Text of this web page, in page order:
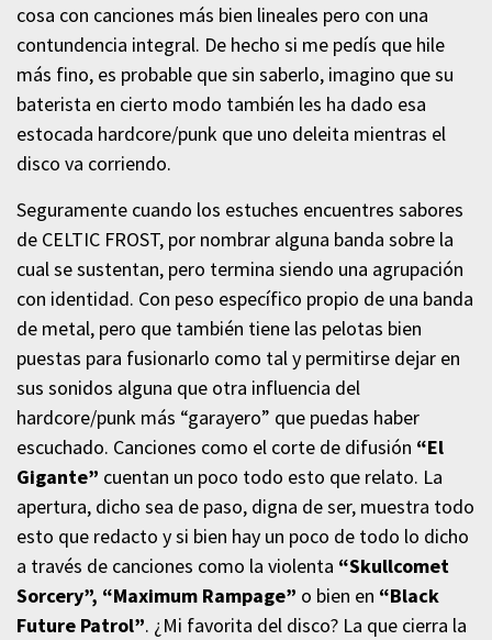
cosa con canciones más bien lineales pero con una
contundencia integral. De hecho si me pedís que hile
más fino, es probable que sin saberlo, imagino que su
baterista en cierto modo también les ha dado esa
estocada hardcore/punk que uno deleita mientras el
disco va corriendo.
Seguramente cuando los estuches encuentres sabores
de CELTIC FROST, por nombrar alguna banda sobre la
cual se sustentan, pero termina siendo una agrupación
con identidad. Con peso específico propio de una banda
de metal, pero que también tiene las pelotas bien
puestas para fusionarlo como tal y permitirse dejar en
sus sonidos alguna que otra influencia del
hardcore/punk más “garayero” que puedas haber
escuchado. Canciones como el corte de difusión “El
Gigante” cuentan un poco todo esto que relato. La
apertura, dicho sea de paso, digna de ser, muestra todo
esto que redacto y si bien hay un poco de todo lo dicho
a través de canciones como la violenta “Skullcomet
Sorcery”, “Maximum Rampage” o bien en “Black
Future Patrol”. ¿Mi favorita del disco? La que cierra la